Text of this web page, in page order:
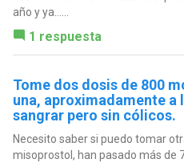
año y ya…...
1 respuesta
Tome dos dosis de 800
una, aproximadamente a
sangrar pero sin cólicos.
Necesito saber si puedo tomar
misoprostol, han pasado más de